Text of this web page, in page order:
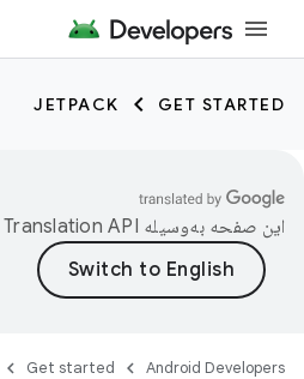
GET STARTED
JETPACK
این صفحه به‌وسیله
Android Developers
Get started